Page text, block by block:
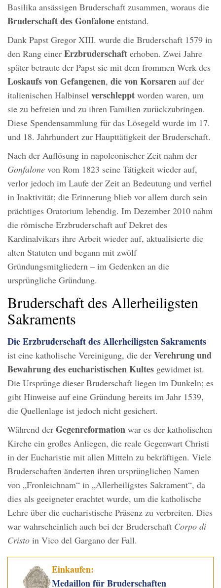
Basilika ansässigen Bruderschaft zusammen, woraus die
Bruderschaft des Gonfalone entstand.
Dank Papst Gregor XIII. wurde die Bruderschaft 1579 in
den Rang einer Erzbruderschaft erhoben. Zwei Jahre
später betraute der Papst sie mit dem frommen Werk des
Loskaufs von Gefangenen, die von Korsaren auf der
italienischen Halbinsel verschleppt worden waren, um
sie zu befreien und zu ihren Familien zurückzubringen.
Diese Spendensammlung für das Lösegeld wurde im 17.
und 18. Jahrhundert zur Haupttätigkeit der Bruderschaft.
Nach der Auflösung in napoleonischer Zeit nahm der
Gonfalone von Rom 1823 seine Tätigkeit wieder auf,
verlor jedoch im Laufe der Zeit an Bedeutung und verfiel
in Inaktivität; die Erinnerung blieb vor allem durch sein
prächtiges Oratorium lebendig. Im Dezember 2010 nahm
die römische Erzbruderschaft auf Dekret des
Kardinalvikars ihre Arbeit wieder auf, aktualisierte die
alten Statuten und begann mit zwölf
Gründungsmitgliedern – im Gedenken an die
ursprüngliche Gründung.
Bruderschaft des Allerheiligsten
Sakraments
Die Erzbruderschaft des Allerheiligsten Sakraments
ist eine katholische Vereinigung, die der Verehrung und
Bewahrung des eucharistischen Kultes gewidmet ist.
Die Ursprünge dieser Bruderschaft liegen im Dunkeln; es
gibt Hinweise auf eine Gründung bereits im Jahr 1539,
die Quellenlage ist jedoch nicht gesichert.
Während der Gegenreformation war es der katholischen
Kirche ein großes Anliegen, die reale Gegenwart Christi
in der Eucharistie mit allen Mitteln zu bekräftigen. Viele
Bruderschaften änderten ihren ursprünglichen Namen
von „Fronleichnam“ in „Allerheiligstes Sakrament“, da
dies als geeigneter erachtet wurde, um die katholische
Lehre über die eucharistische Präsenz zu verbreiten. Dies
war wahrscheinlich auch bei der Bruderschaft Corpo di
Cristo in Vico del Gargano der Fall.
Einkaufen:
Medaillon für Bruderschaften